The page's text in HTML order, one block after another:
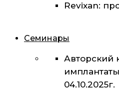
Revixan:
Семинары
04.10.2025г.